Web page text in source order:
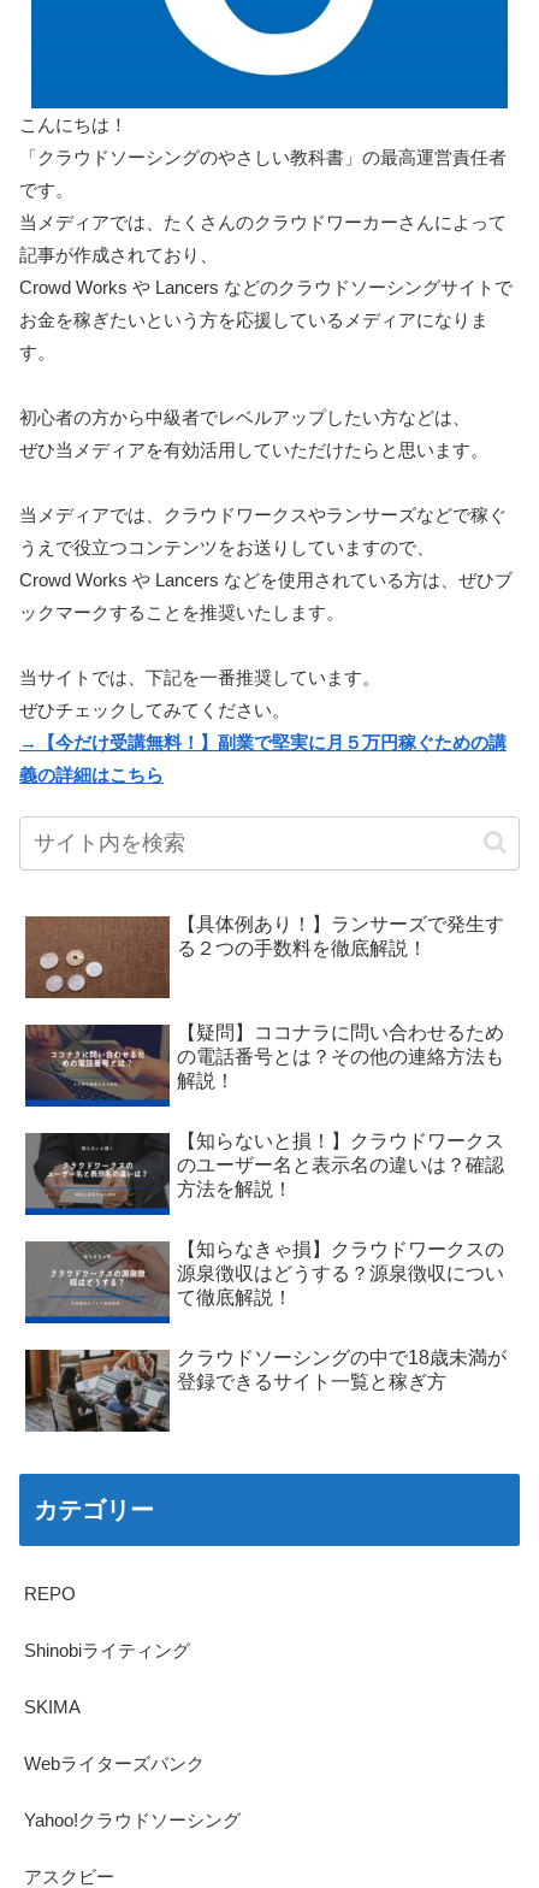
こんにちは！
「クラウドソーシングのやさしい教科書」の最高運営責任者
です。
当メディアでは、たくさんのクラウドワーカーさんによって
記事が作成されており、
Crowd Works や Lancers などのクラウドソーシングサイトで
お金を稼ぎたいという方を応援しているメディアになりま
す。
初心者の方から中級者でレベルアップしたい方などは、
ぜひ当メディアを有効活用していただけたらと思います。
当メディアでは、クラウドワークスやランサーズなどで稼ぐ
うえで役立つコンテンツをお送りしていますので、
Crowd Works や Lancers などを使用されている方は、ぜひブ
ックマークすることを推奨いたします。
当サイトでは、下記を一番推奨しています。
ぜひチェックしてみてください。
→【今だけ受講無料！】副業で堅実に月５万円稼ぐための講
義の詳細はこちら
【具体例あり！】ランサーズで発生す
る２つの手数料を徹底解説！
【疑問】ココナラに問い合わせるため
の電話番号とは？その他の連絡方法も
解説！
【知らないと損！】クラウドワークス
のユーザー名と表示名の違いは？確認
方法を解説！
【知らなきゃ損】クラウドワークスの
源泉徴収はどうする？源泉徴収につい
て徹底解説！
クラウドソーシングの中で18歳未満が
登録できるサイト一覧と稼ぎ方
カテゴリー
REPO
Shinobiライティング
SKIMA
Webライターズバンク
Yahoo!クラウドソーシング
アスクビー